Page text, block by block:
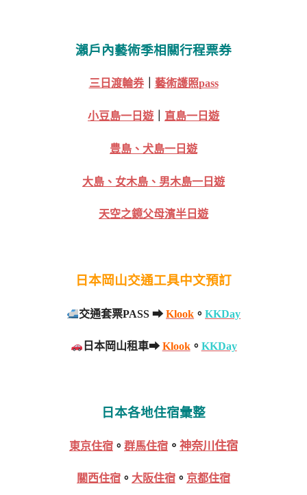
瀨戶內藝術季相關行程票券
三日渡輪券｜ 藝術護照pass
小豆島一日遊 直島一日遊
豊島、犬島一日遊
大島、女木島、男木島一日遊
天空之鏡父母濱半日遊
日本岡山交通工具中文預訂
交通套票PASS ➡Klook 。KKDay
日本岡山租車➡ Klook。 KKDay
日本各地住宿彙整
東京住宿 。 群馬住宿 。 神奈川住宿
關西住宿 。 大阪住宿 。 京都住宿